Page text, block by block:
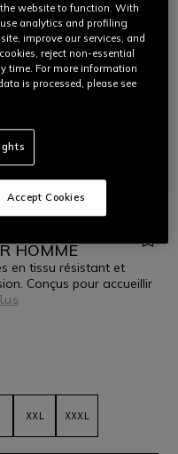
HOMME
en tissu résistant et
Conçus pour accueillir
XXL XXXL
website to function. With
analytics and profiling
improve our services, and
reject non-essential
time. For more information
is processed, please see
Accept Cookies